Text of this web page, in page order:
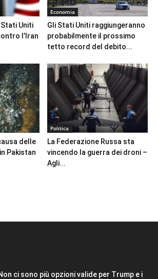
Stati Uniti
l’Iran
Economia
Gli Stati Uniti raggiungeranno
probabilmente il prossimo
tetto record del debito...
delle
Pakistan
Politica
La Federazione Russa sta
vincendo la guerra dei droni –
Agli...
ci sono più opzioni valide per Trump e i